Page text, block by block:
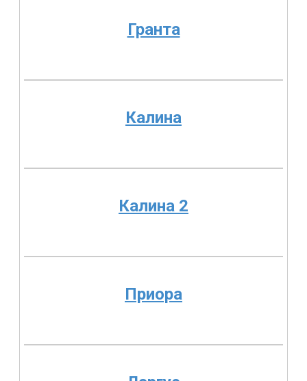
Гранта
Калина
Калина 2
Приора